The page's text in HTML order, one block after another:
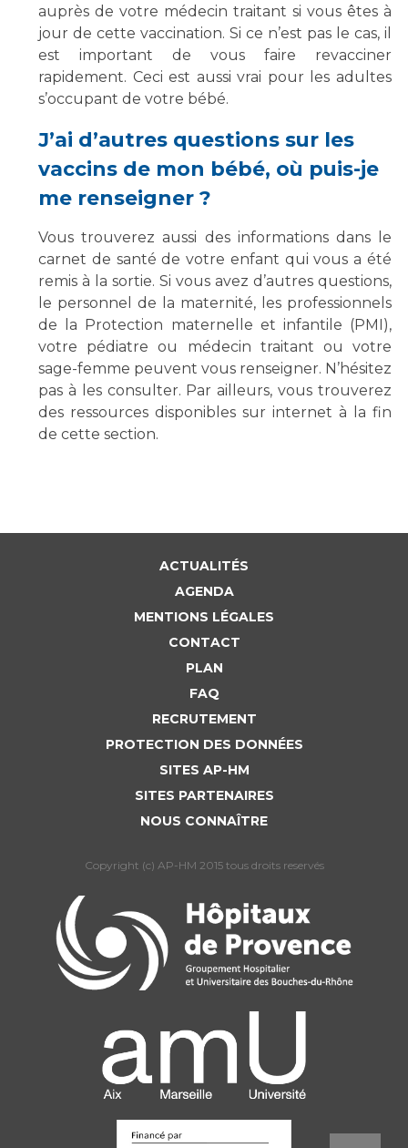
auprès de votre médecin traitant si vous êtes à
jour de cette vaccination. Si ce n’est pas le cas, il
est important de vous faire revacciner
rapidement. Ceci est aussi vrai pour les adultes
s’occupant de votre bébé.
J’ai d’autres questions sur les
vaccins de mon bébé, où puis-je
me renseigner ?
Vous trouverez aussi des informations dans le
carnet de santé de votre enfant qui vous a été
remis à la sortie. Si vous avez d’autres questions,
le personnel de la maternité, les professionnels
de la Protection maternelle et infantile (PMI),
votre pédiatre ou médecin traitant ou votre
sage-femme peuvent vous renseigner. N’hésitez
pas à les consulter. Par ailleurs, vous trouverez
des ressources disponibles sur internet à la fin
de cette section.
ACTUALITÉS
AGENDA
MENTIONS LÉGALES
CONTACT
PLAN
FAQ
RECRUTEMENT
PROTECTION DES DONNÉES
SITES AP-HM
SITES PARTENAIRES
NOUS CONNAÎTRE
Copyright (c) AP-HM 2015 tous droits reservés